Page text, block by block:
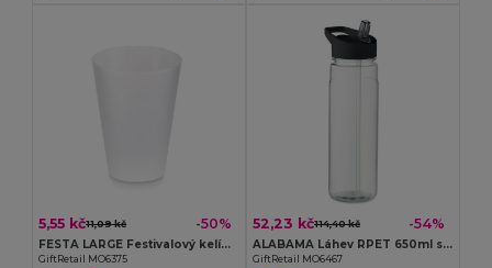
5,55 kč11,09 kč -50%
FESTA LARGE Festivalový kelímek 300ml
GiftRetail MO6375
52,23 kč114,40 kč -54%
ALABAMA Láhev RPET 650ml s brčkem
GiftRetail MO6467